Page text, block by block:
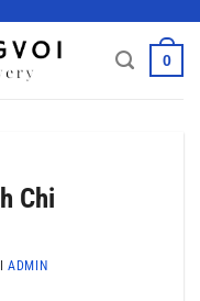
0
Chi
ADMIN